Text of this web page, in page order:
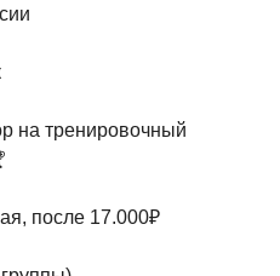
на тренировочный
после 17.000₽